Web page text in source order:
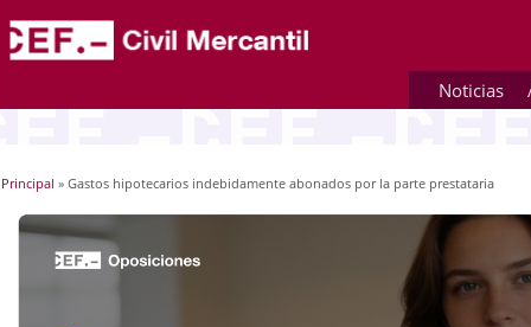
Noticias
Usted está aquí
Principal » Gastos hipotecarios indebidamente abonados por la parte prestataria